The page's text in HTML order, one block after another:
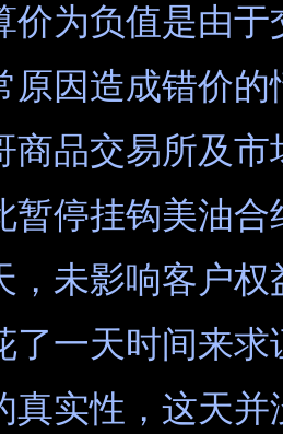
价为负值是由
原因造成错价
商品交易所及市
暂停挂钩美油合
，未影响客户权
了一天时间来求
真实性，这天并